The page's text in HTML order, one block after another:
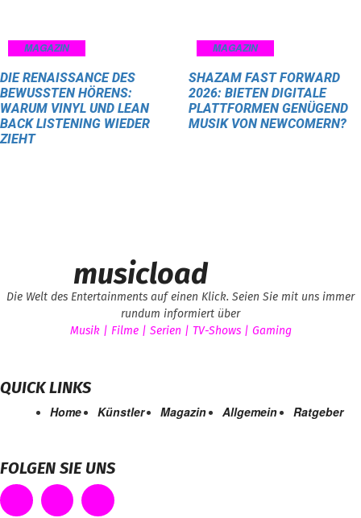
MAGAZIN
DIE RENAISSANCE DES
BEWUSSTEN HÖRENS:
WARUM VINYL UND LEAN
BACK LISTENING WIEDER
ZIEHT
MAGAZIN
SHAZAM FAST FORWARD
2026: BIETEN DIGITALE
PLATTFORMEN GENÜGEND
MUSIK VON NEWCOMERN?
musicload
Die Welt des Entertainments auf einen Klick. Seien Sie mit uns immer
rundum informiert über
Musik | Filme | Serien | TV-Shows | Gaming
QUICK LINKS
Home Künstler Magazin Allgemein Ratgeber
FOLGEN SIE UNS